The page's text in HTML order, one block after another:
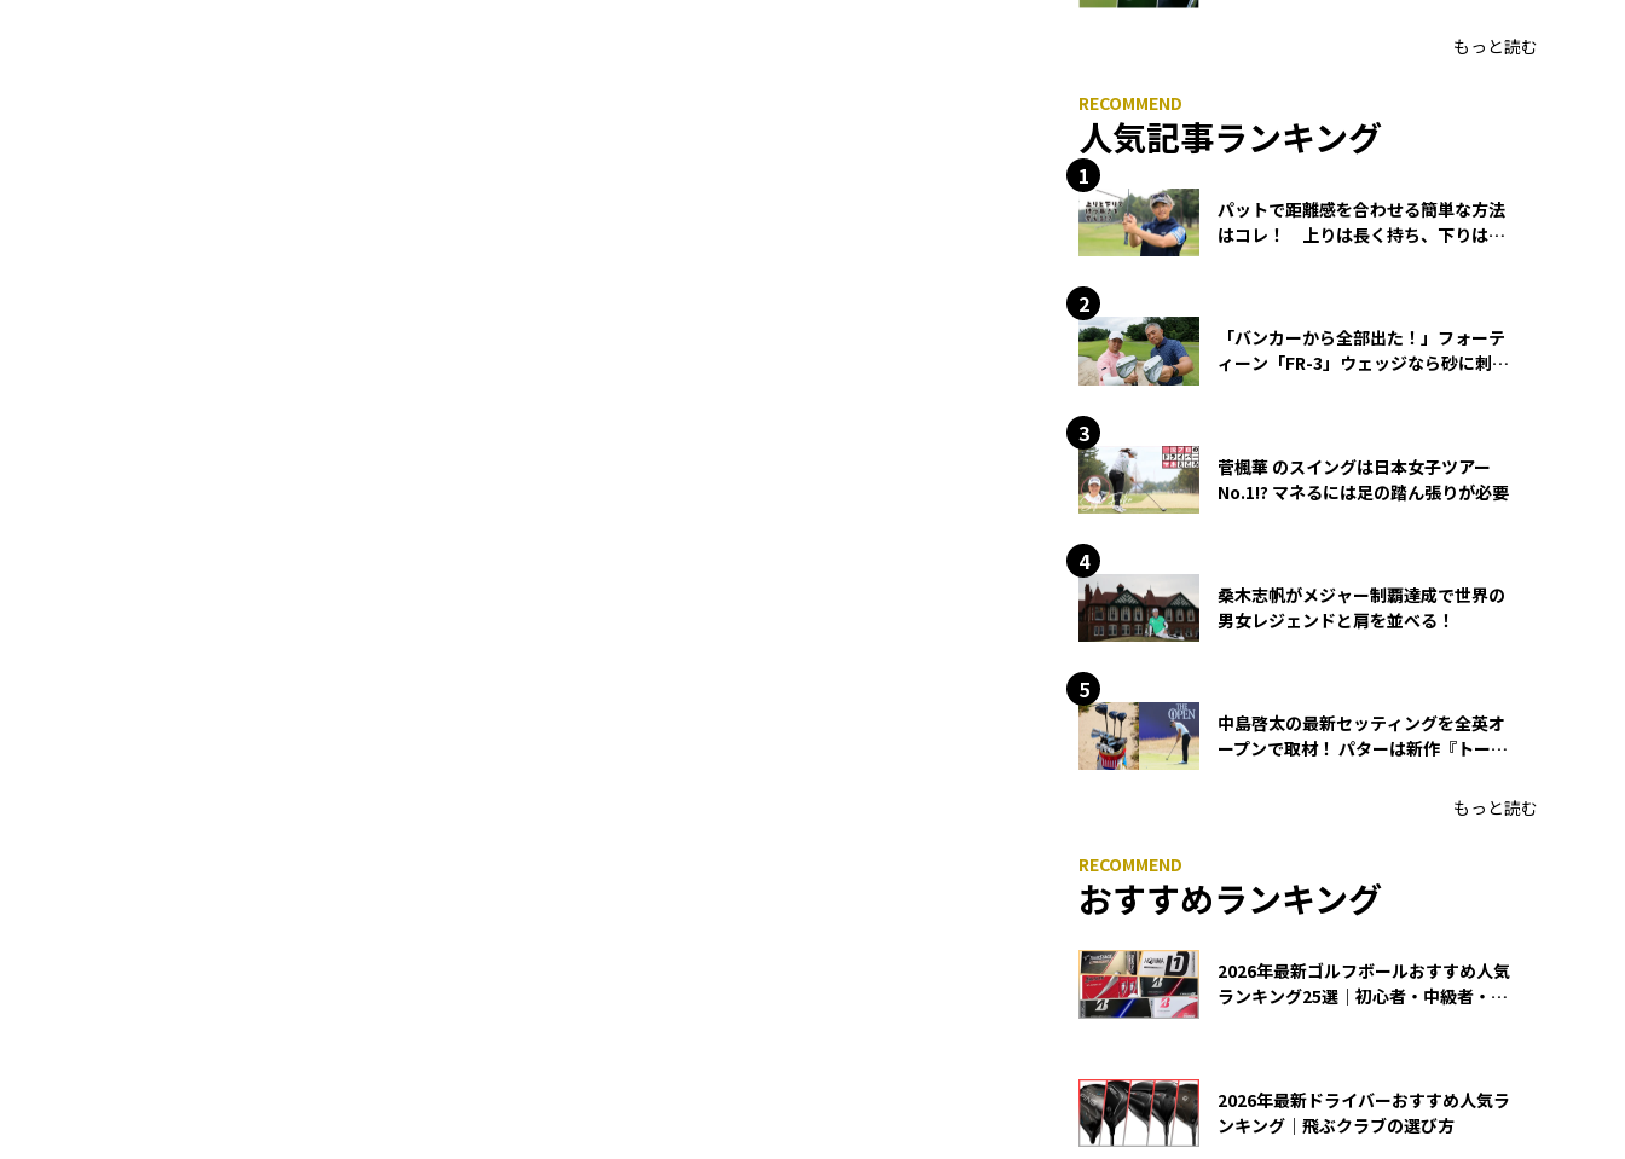
もっと読む
人気記事ランキング
パットで距離感を合わせる簡単な方法
はコレ！ 上りは長く持ち、下りは短
「バンカーから全部出た！」フォーテ
ィーン「FR-3」ウェッジなら砂に刺さ
菅楓華 のスイングは日本女子ツアー
No.1!? マネるには足の踏ん張りが必要
桑木志帆がメジャー制覇達成で世界の
男女レジェンドと肩を並べる！
中島啓太の最新セッティングを全英オ
ープンで取材！ パターは新作『トーチ
もっと読む
おすすめランキング
2026年最新ゴルフボールおすすめ人気
ランキング25選｜初心者・中級者・上
2026年最新ドライバーおすすめ人気ラ
ンキング｜飛ぶクラブの選び方